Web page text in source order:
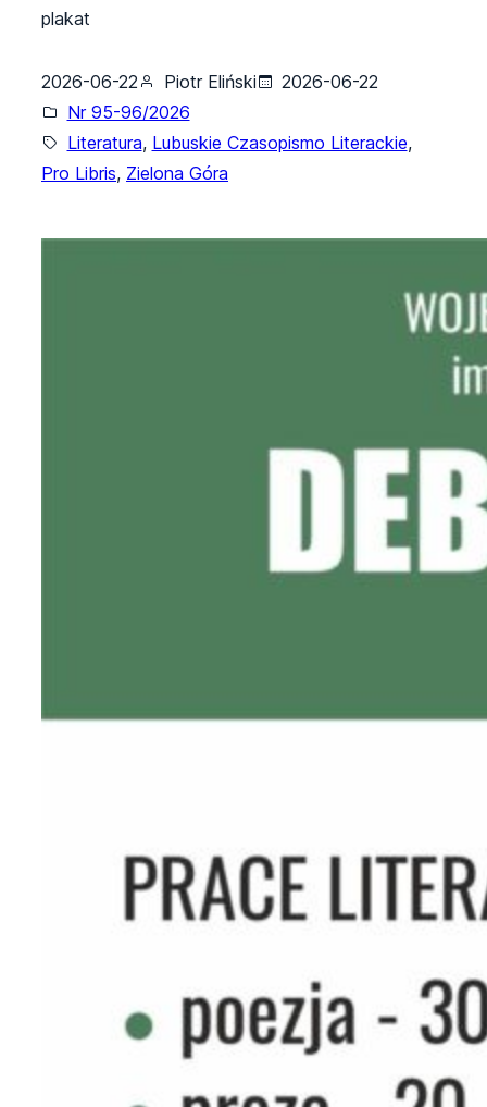
plakat
2026-06-22 Piotr Eliński
2026-06-22
Nr 95-96/2026
Literatura, Lubuskie Czasopismo Literackie,
Pro Libris, Zielona Góra